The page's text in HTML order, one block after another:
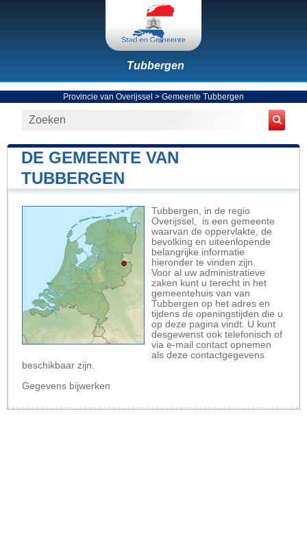
Tubbergen
Provincie van Overijssel > Gemeente Tubbergen
DE GEMEENTE VAN
TUBBERGEN
Tubbergen, in de regio
Overijssel, is een gemeente
waarvan de oppervlakte, de
bevolking en uiteenlopende
belangrijke informatie
hieronder te vinden zijn.
Voor al uw administratieve
zaken kunt u terecht in het
gemeentehuis van van
Tubbergen op het adres en
tijdens de openingstijden die u
op deze pagina vindt. U kunt
desgewenst ook telefonisch of
via e-mail contact opnemen
als deze contactgegevens
beschikbaar zijn.
Gegevens bijwerken